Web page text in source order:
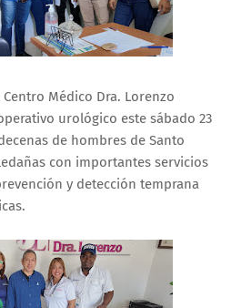
Médico Dra. Lorenzo
urológico este sábado 23
de hombres de Santo
con importantes servicios
y detección temprana